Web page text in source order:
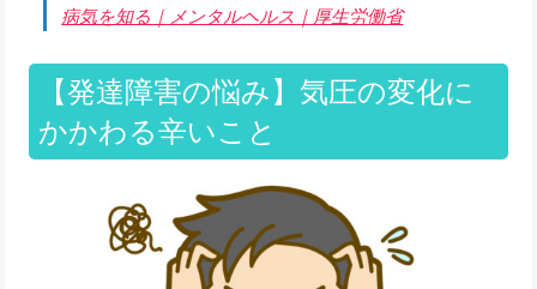
病気を知る｜メンタルヘルス｜厚生労働省
【発達障害の悩み】気圧の変化に
かかわる辛いこと